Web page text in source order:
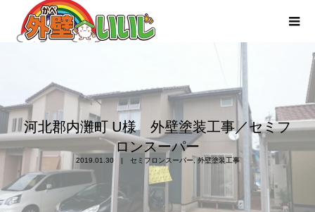
河北郡内灘町 U様 外壁塗装工事／セミフ
ロンスーパー
2019.01.30 セミフロンスーパー,外壁塗装工事